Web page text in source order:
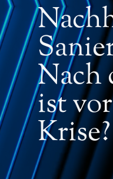
Nach
ist
Krise?